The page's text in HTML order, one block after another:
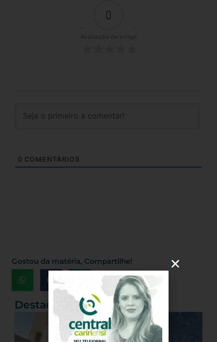
0
Avaliação do artigo
0 COMENTÁRIOS
Gostou da matéria, Compartilhe!
Destaques